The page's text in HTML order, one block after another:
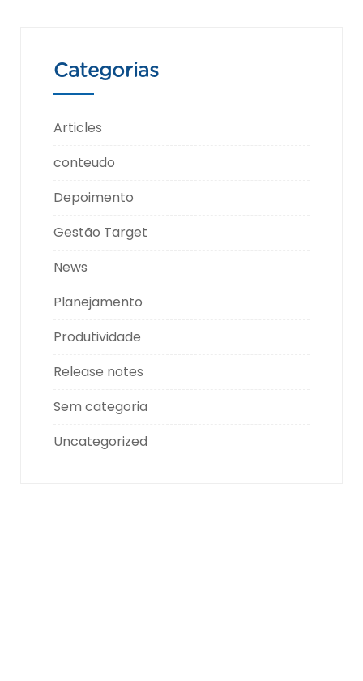
Categorias
Articles
conteudo
Depoimento
Gestão Target
News
Planejamento
Produtividade
Release notes
Sem categoria
Uncategorized